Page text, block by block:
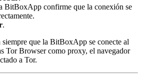
BitBoxApp confirme que la conexión se
.
que la BitBoxApp se conecte al
Tor Browser como proxy, el navegador
a Tor.